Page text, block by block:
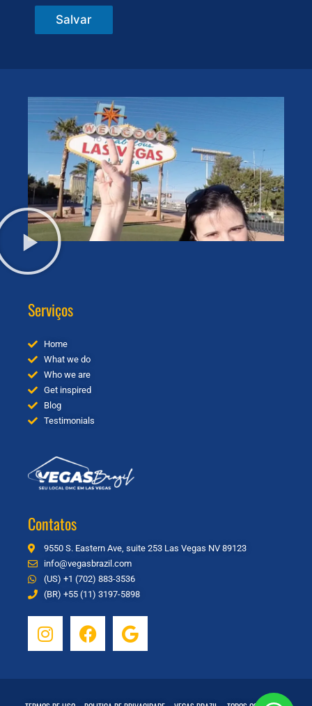
Salvar
Serviços
Home
What we do
Who we are
Get inspired
Blog
Testimonials
Contatos
9550 S. Eastern Ave, suite 253 Las Vegas NV 89123
info@vegasbrazil.com
(US) +1 (702) 883-3536
(BR) +55 (11) 3197-5898